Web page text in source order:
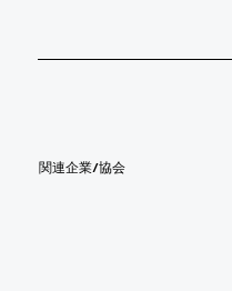
​関連企業/協会